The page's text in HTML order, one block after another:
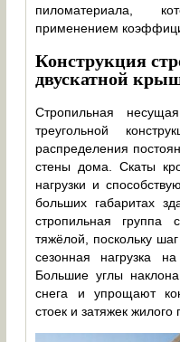
пиломатериала,
применением
Конструкция
двускатной
Стропильная
треугольной
распределения
стены дома. Скаты
нагрузки и
больших габаритах
стропильная группа
тяжёлой, поскольку
сезонная нагрузка
Большие углы
снега и упрощают
стоек и затяжек